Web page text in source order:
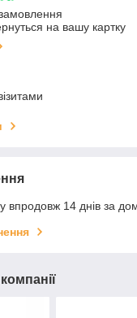
на вашу картку
впродовж 14 днів за